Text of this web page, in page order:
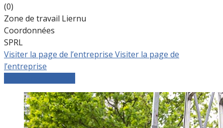
(0)
Zone de travail Liernu
Coordonnées
SPRL
Visiter la page de l’entreprise Visiter la page de
l’entreprise